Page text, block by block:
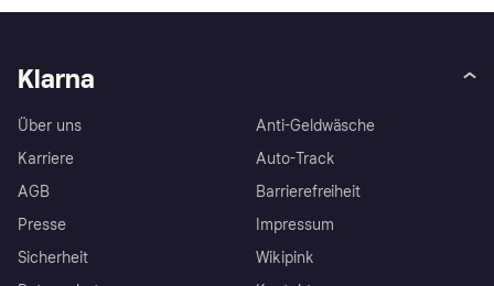
Klarna
Über uns
Karriere
AGB
Presse
Sicherheit
Anti-Geldwäsche
Auto-Track
Barrierefreiheit
Impressum
Wikipink